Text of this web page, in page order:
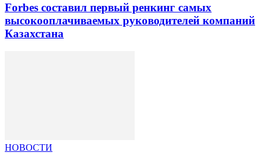
Forbes составил первый ренкинг самых
высокооплачиваемых руководителей компаний
Казахстана
НОВОСТИ